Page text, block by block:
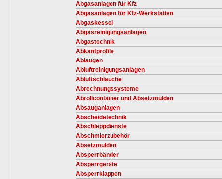
Abgasanlagen für Kfz
Abgasanlagen für Kfz-Werkstätten
Abgaskessel
Abgasreinigungsanlagen
Abgastechnik
Abkantprofile
Ablaugen
Abluftreinigungsanlagen
Abluftschläuche
Abrechnungssysteme
Abrollcontainer und Absetzmulden
Absauganlagen
Abscheidetechnik
Abschleppdienste
Abschmierzubehör
Absetzmulden
Absperrbänder
Absperrgeräte
Absperrklappen